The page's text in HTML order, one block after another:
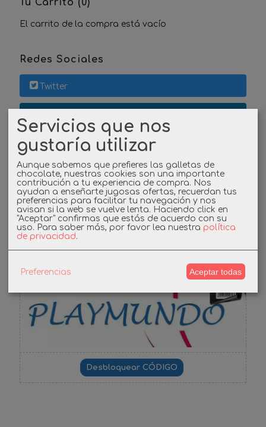
Tu Carrito (0)
El carrito de la compra está vacío
Redes Sociales
Twitter
Instagram
Facebook
Cupones
-3%
Servicios que nos
gustaría utilizar
Aunque sabemos que prefieres las galletas de
chocolate, nuestras cookies son una importante
contribución a tu experiencia de compra. Nos
ayudan a enseñarte jugosas ofertas, recuerdan tus
preferencias para facilitar tu navegación y nos
avisan si la web se vuelve lenta. Haciendo click en
"Aceptar" confirmas que estás de acuerdo con su
uso. Para saber más, por favor lea nuestra política
de privacidad.
Preferencias Aceptar todas